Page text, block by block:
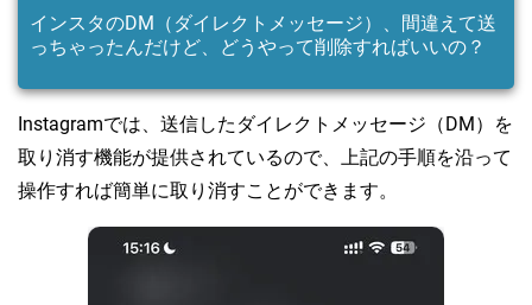
インスタのDM（ダイレクトメッセージ）、間違えて送
っちゃったんだけど、どうやって削除すればいいの？
Instagramでは、送信したダイレクトメッセージ（DM）を
取り消す機能が提供されているので、上記の手順を沿って
操作すれば簡単に取り消すことができます。